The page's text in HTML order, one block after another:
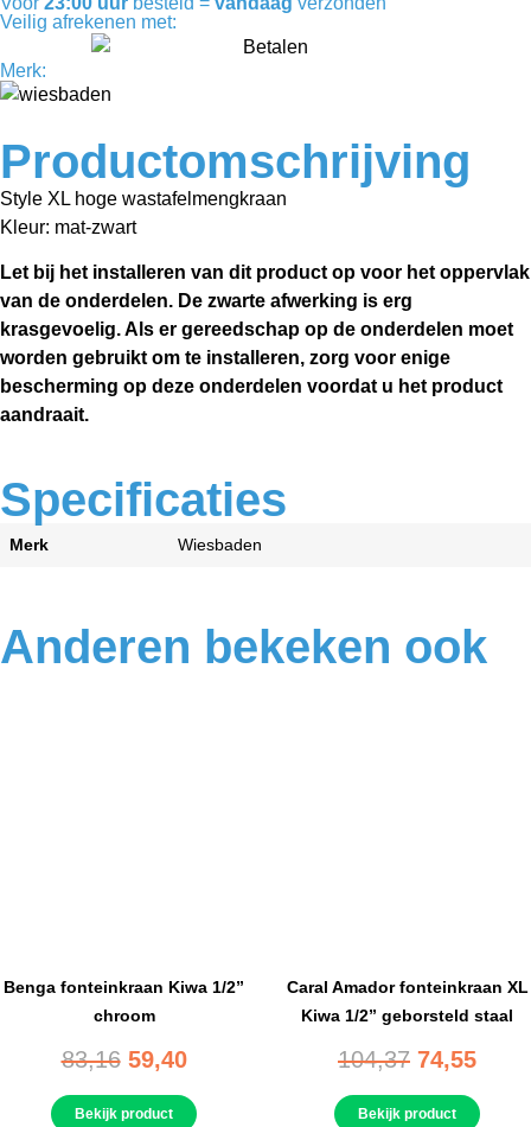
Veilig afrekenen met:
Merk:
Productomschrijving
Style XL hoge wastafelmengkraan
Kleur: mat-zwart
Let bij het installeren van dit product op voor het oppervlak
van de onderdelen. De zwarte afwerking is erg
krasgevoelig.Als er gereedschap op de onderdelen moet
worden gebruikt om te installeren, zorg voor enige
bescherming op deze onderdelen voordat u het product
aandraait.
Specificaties
Merk Wiesbaden
Anderen bekeken ook
Benga fonteinkraan Kiwa 1/2”
chroom
83,16 59,40
Bekijk product
Caral Amador fonteinkraan XL
Kiwa 1/2” geborsteld staal
104,37 74,55
Bekijk product